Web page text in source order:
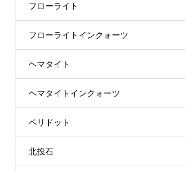
フローライト
フローライトインクォーツ
ヘマタイト
ヘマタイトインクォーツ
ペリドット
北投石